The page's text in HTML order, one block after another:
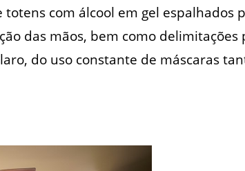
com álcool em gel espalhados
das mãos, bem como delimitações
do uso constante de máscaras